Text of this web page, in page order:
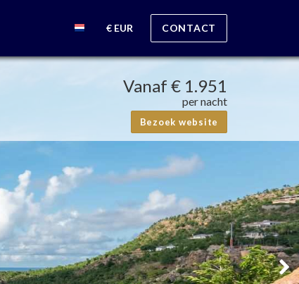
€ EUR CONTACT
Vanaf € 1.951
per nacht
Bezoek website